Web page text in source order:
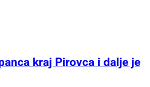
kraj Pirovca i dalje je